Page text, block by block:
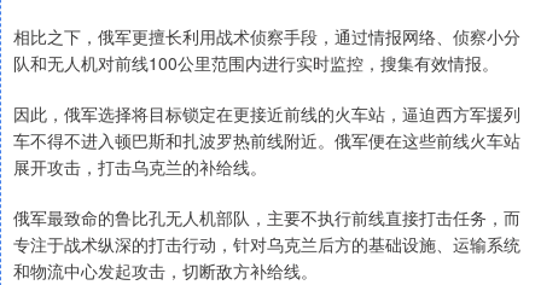
相比之下，俄军更擅长利用战术侦察手段，通过情报网络、侦察小分
队和无人机对前线100公里范围内进行实时监控，搜集有效情报。
因此，俄军选择将目标锁定在更接近前线的火车站，逼迫西方军援列
车不得不进入顿巴斯和扎波罗热前线附近。俄军便在这些前线火车站
展开攻击，打击乌克兰的补给线。
俄军最致命的鲁比孔无人机部队，主要不执行前线直接打击任务，而
专注于战术纵深的打击行动，针对乌克兰后方的基础设施、运输系统
和物流中心发起攻击，切断敌方补给线。